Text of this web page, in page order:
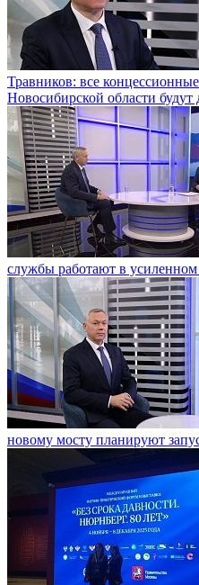
Травников: все
Новосибирской области будут
службы работают в
новому мосту планируют